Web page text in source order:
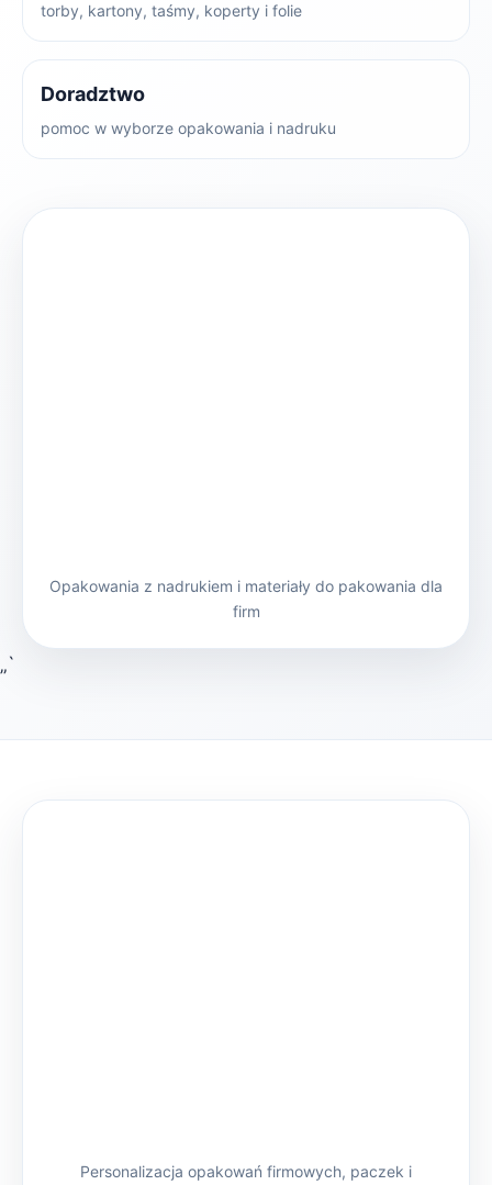
torby, kartony, taśmy, koperty i folie
Doradztwo
pomoc w wyborze opakowania i nadruku
Opakowania z nadrukiem i materiały do pakowania dla
firm
„`
Personalizacja opakowań firmowych, paczek i